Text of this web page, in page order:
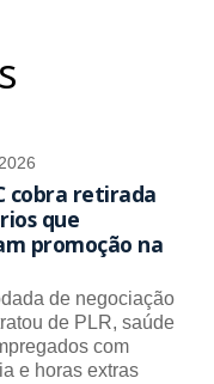
cobra retirada
que
promoção na
de negociação
de PLR, saúde
com
e horas extras